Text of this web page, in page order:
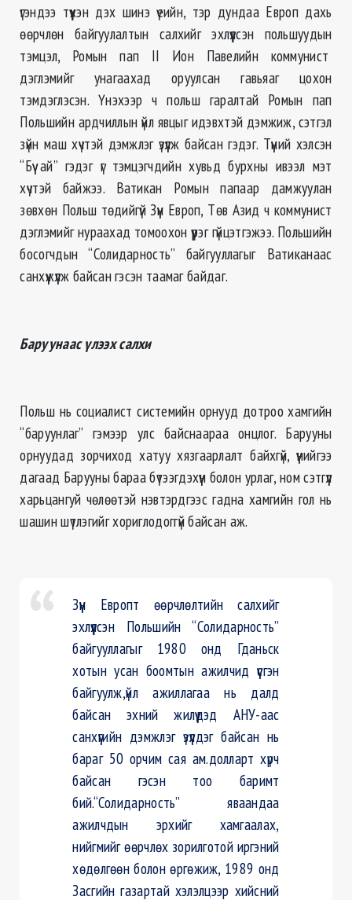
үгэндээ түүхэн дэх шинэ үеийн, тэр дундаа Европ дахь
өөрчлөн байгуулалтын салхийг эхлүүлсэн польшуудын
тэмцэл, Ромын пап II Ион Павелийн коммунист
дэглэмийг унагаахад оруулсан гавьяаг цохон
тэмдэглэсэн. Үнэхээр ч польш гаралтай Ромын пап
Польшийн ардчиллын үйл явцыг идэвхтэй дэмжиж, сэтгэл
зүйн маш хүчтэй дэмжлэг үзүүлж байсан гэдэг. Түүний хэлсэн
“Бүү ай” гэдэг үг тэмцэгчдийн хувьд бурхны ивээл мэт
хүчтэй байжээ. Ватикан Ромын папаар дамжуулан
зөвхөн Польш төдийгүй Зүүн Европ, Төв Азид ч коммунист
дэглэмийг нураахад томоохон үүрэг гүйцэтгэжээ. Польшийн
босогчдын “Солидарность” байгууллагыг Ватиканаас
санхүүжүүлж байсан гэсэн таамаг байдаг.
Баруунаас үлээх салхи
Польш нь социалист системийн орнууд дотроо хамгийн
“баруунлаг” гэмээр улс байснаараа онцлог. Барууны
орнуудад зорчиход хатуу хязгаарлалт байхгүй, үүнийгээ
дагаад Барууны бараа бүтээгдэхүүн болон урлаг, ном сэтгүүл
харьцангуй чөлөөтэй нэвтэрдгээс гадна хамгийн гол нь
шашин шүтлэгийг хориглодоггүй байсан аж.
Зүүн Европт өөрчлөлтийн салхийг
эхлүүлсэн Польшийн “Солидарность”
байгууллагыг 1980 онд Гданьск
хотын усан боомтын ажилчид үүсгэн
байгуулж,үйл ажиллагаа нь далд
байсан эхний жилүүдэд АНУ-аас
санхүүгийн дэмжлэг үзүүлдэг байсан нь
бараг 50 орчим сая ам.долларт хүрч
байсан гэсэн тоо баримт
бий.“Солидарность” яваандаа
ажилчдын эрхийг хамгаалах,
нийгмийг өөрчлөх зорилготой иргэний
хөдөлгөөн болон өргөжиж, 1989 онд
Засгийн газартай хэлэлцээр хийсний